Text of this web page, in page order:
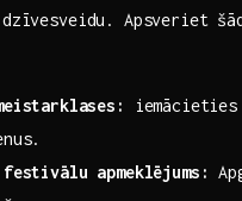
Apsveriet
apmeklējums: